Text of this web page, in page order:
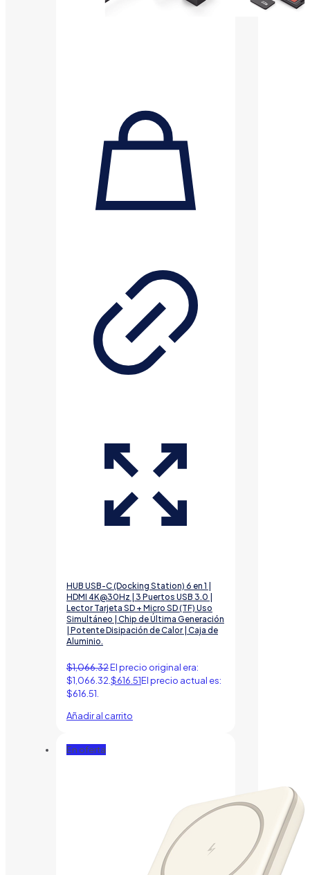
HUB USB-C (Docking Station) 6 en 1 |
HDMI 4K@30Hz | 3 Puertos USB 3.0 |
Lector Tarjeta SD + Micro SD (TF) Uso
Simultáneo | Chip de Última Generación
| Potente Disipación de Calor | Caja de
Aluminio.
$1,066.32El precio original era:
$1,066.32. $616.51El precio actual es:
$616.51.
Añadir al carrito
En oferta